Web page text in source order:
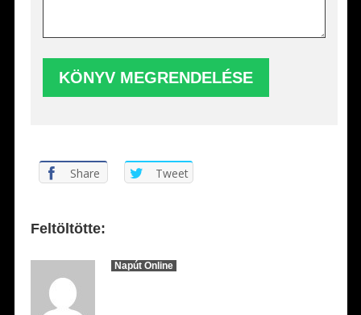
Share Tweet
Feltöltötte:
Napút Online